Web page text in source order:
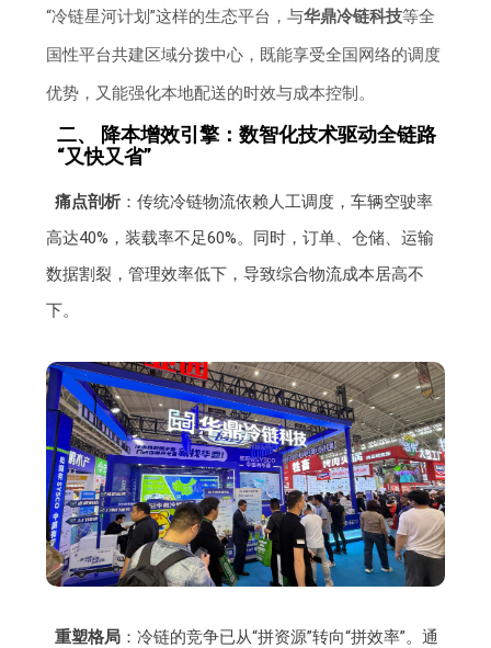
“冷链星河计划”这样的生态平台，与华鼎冷链科技等全
国性平台共建区域分拨中心，既能享受全国网络的调度
优势，又能强化本地配送的时效与成本控制。
二、 降本增效引擎：数智化技术驱动全链路
“又快又省”
痛点剖析：传统冷链物流依赖人工调度，车辆空驶率
高达40%，装载率不足60%。同时，订单、仓储、运输
数据割裂，管理效率低下，导致综合物流成本居高不
下。
重塑格局：冷链的竞争已从“拼资源”转向“拼效率”。通